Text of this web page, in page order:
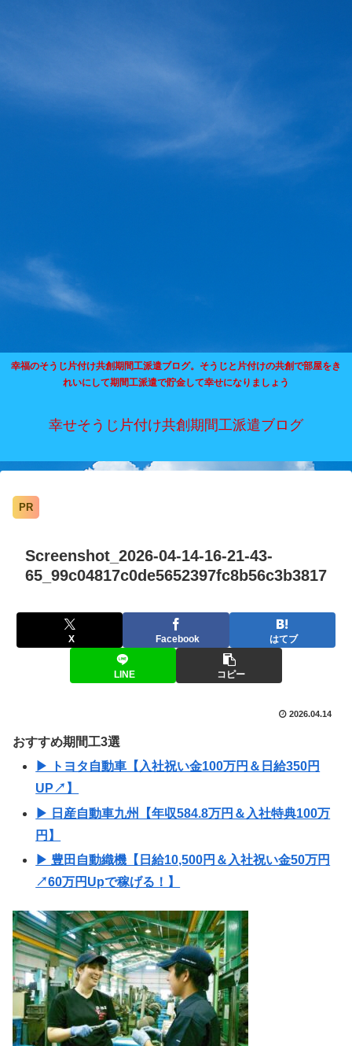
幸福のそうじ片付け共創期間工派遣ブログ。そうじと片付けの共創で部屋をき
れいにして期間工派遣で貯金して幸せになりましょう
幸せそうじ片付け共創期間工派遣ブログ
PR
Screenshot_2026-04-14-16-21-43-
65_99c04817c0de5652397fc8b56c3b3817
X Facebook はてブ
LINE コピー
2026.04.14
おすすめ期間工3選
▶ トヨタ自動車【入社祝い金100万円＆日給350円
UP↗】
▶ 日産自動車九州【年収584.8万円＆入社特典100万
円】
▶ 豊田自動織機【日給10,500円＆入社祝い金50万円
↗60万円Upで稼げる！】